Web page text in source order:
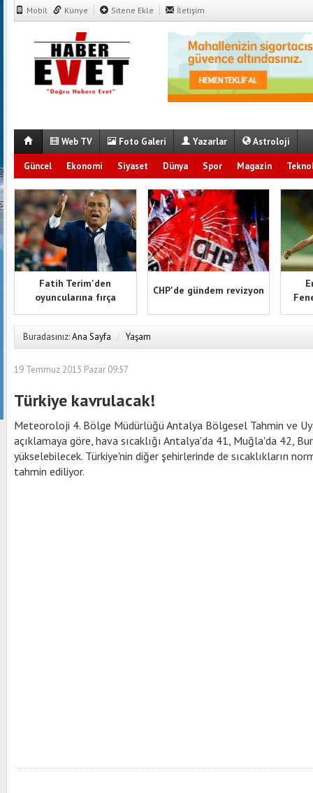
Mobil Künye Sitene Ekle İletişim
Web TV Foto Galeri Yazarlar Astroloji
Güncel Ekonomi Siyaset Dünya Spor Magazin
Fatih Terim'den
oyuncularına fırça
CHP'de gündem revizyon
Buradasınız:Ana Sayfa / Yaşam
19 Temmuz 2015 Pazar 09:57
Türkiye kavrulacak!
Meteoroloji 4. Bölge Müdürlüğü Antalya Bölgesel Tahmin ve
açıklamaya göre, hava sıcaklığı Antalya'da 41, Muğla'da 42,
yükselebilecek. Türkiye'nin diğer şehirlerinde de sıcaklıkların
tahmin ediliyor.